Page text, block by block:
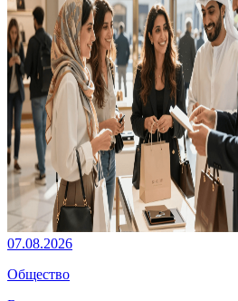
07.08.2026
Общество